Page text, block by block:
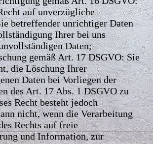
auf unverzügliche
betreffender unrichtiger Daten
Ihrer bei uns
Daten;
gemäß Art. 17 DSGVO: Sie
die Löschung Ihrer
Daten bei Vorliegen der
des Art. 17 Abs. 1 DSGVO zu
Recht besteht jedoch
nicht, wenn die Verarbeitung
Rechts auf freie
und Information, zur